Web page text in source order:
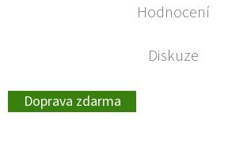
Hodnocení
Diskuze
Doprava zdarma